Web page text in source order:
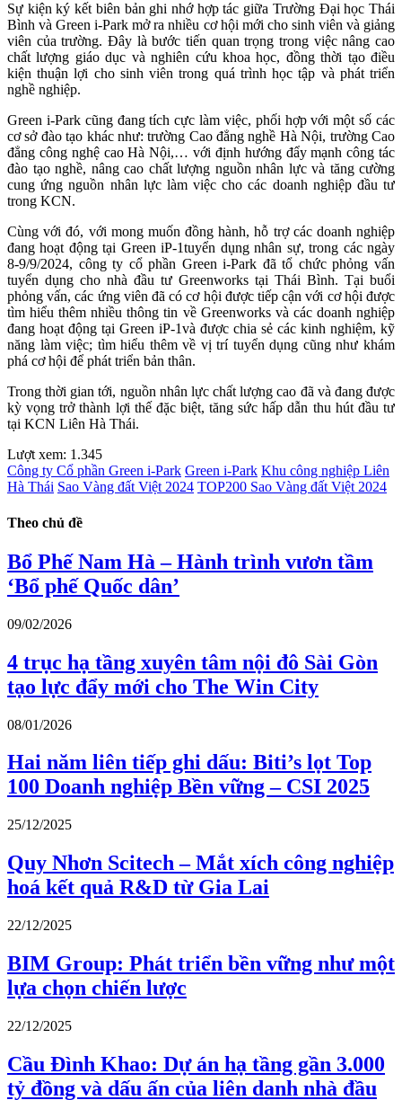
Sự kiện ký kết biên bản ghi nhớ hợp tác giữa Trường Đại học Thái
Bình và Green i-Park mở ra nhiều cơ hội mới cho sinh viên và giảng
viên của trường. Đây là bước tiến quan trọng trong việc nâng cao
chất lượng giáo dục và nghiên cứu khoa học, đồng thời tạo điều
kiện thuận lợi cho sinh viên trong quá trình học tập và phát triển
nghề nghiệp.
Green i-Park cũng đang tích cực làm việc, phối hợp với một số các
cơ sở đào tạo khác như: trường Cao đẳng nghề Hà Nội, trường Cao
đẳng công nghệ cao Hà Nội,… với định hướng đẩy mạnh công tác
đào tạo nghề, nâng cao chất lượng nguồn nhân lực và tăng cường
cung ứng nguồn nhân lực làm việc cho các doanh nghiệp đầu tư
trong KCN.
Cùng với đó, với mong muốn đồng hành, hỗ trợ các doanh nghiệp
đang hoạt động tại Green iP-1tuyển dụng nhân sự, trong các ngày
8-9/9/2024, công ty cổ phần Green i-Park đã tổ chức phỏng vấn
tuyển dụng cho nhà đầu tư Greenworks tại Thái Bình. Tại buổi
phỏng vấn, các ứng viên đã có cơ hội được tiếp cận với cơ hội được
tìm hiểu thêm nhiều thông tin về Greenworks và các doanh nghiệp
đang hoạt động tại Green iP-1và được chia sẻ các kinh nghiệm, kỹ
năng làm việc; tìm hiểu thêm về vị trí tuyển dụng cũng như khám
phá cơ hội để phát triển bản thân.
Trong thời gian tới, nguồn nhân lực chất lượng cao đã và đang được
kỳ vọng trở thành lợi thế đặc biệt, tăng sức hấp dẫn thu hút đầu tư
tại KCN Liên Hà Thái.
Lượt xem: 1.345
Công ty Cổ phần Green i-Park Green i-Park Khu công nghiệp Liên
Hà Thái Sao Vàng đất Việt 2024 TOP200 Sao Vàng đất Việt 2024
Theo chủ đề
Bổ Phế Nam Hà – Hành trình vươn tầm
‘Bổ phế Quốc dân’
09/02/2026
4 trục hạ tầng xuyên tâm nội đô Sài Gòn
tạo lực đẩy mới cho The Win City
08/01/2026
Hai năm liên tiếp ghi dấu: Biti’s lọt Top
100 Doanh nghiệp Bền vững – CSI 2025
25/12/2025
Quy Nhơn Scitech – Mắt xích công nghiệp
hoá kết quả R&D từ Gia Lai
22/12/2025
BIM Group: Phát triển bền vững như một
lựa chọn chiến lược
22/12/2025
Cầu Đình Khao: Dự án hạ tầng gần 3.000
tỷ đồng và dấu ấn của liên danh nhà đầu